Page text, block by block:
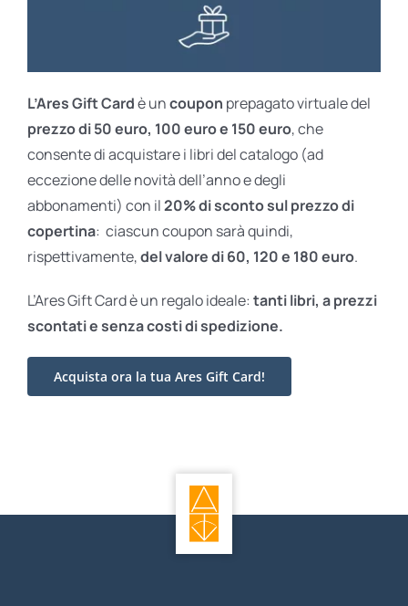
L’Ares Gift Cardè uncoupon prepagato virtuale del
prezzo di 50 euro, 100 euro e 150 euro, che
consente di acquistare i libri del catalogo (ad
eccezione delle novità dell’anno e degli
abbonamenti) con il20% di sconto sul prezzo di
copertina: ciascun coupon sarà quindi,
rispettivamente,del valore di 60, 120 e 180 euro.
L’Ares Gift Card è un regalo ideale: tanti libri, a prezzi
scontati esenza costi di spedizione.
Acquista ora la tua Ares Gift Card!